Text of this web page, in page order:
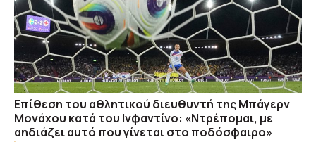
Επίθεση του αθλητικού διευθυντή της Μπάγερν
Μονάχου κατά του Ινφαντίνο: «Ντρέπομαι, με
αηδιάζει αυτό που γίνεται στο ποδόσφαιρο»